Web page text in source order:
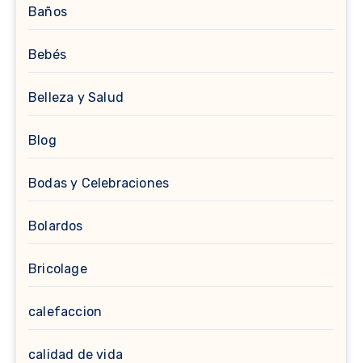
Baños
Bebés
Belleza y Salud
Blog
Bodas y Celebraciones
Bolardos
Bricolage
calefaccion
calidad de vida